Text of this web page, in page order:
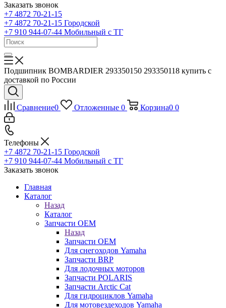
Заказать звонок
+7 4872 70-21-15
+7 4872 70-21-15 Городской
+7 910 944-07-44 Мобильный с ТГ
Подшипник BOMBARDIER 293350150 293350118 купить с
доставкой по России
Сравнение0 Отложенные 0 Корзина0 0
Телефоны
+7 4872 70-21-15 Городской
+7 910 944-07-44 Мобильный с ТГ
Заказать звонок
Главная
Каталог
Назад
Каталог
Запчасти OEM
Назад
Запчасти OEM
Для снегоходов Yamaha
Запчасти BRP
Для лодочных моторов
Запчасти POLARIS
Запчасти Arctic Cat
Для гидроциклов Yamaha
Для мотовездеходов Yamaha